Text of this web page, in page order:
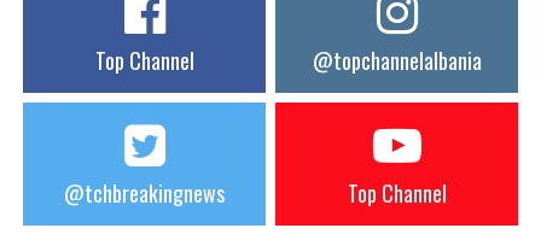
Top Channel @topchannelalbania
@tchbreakingnews Top Channel